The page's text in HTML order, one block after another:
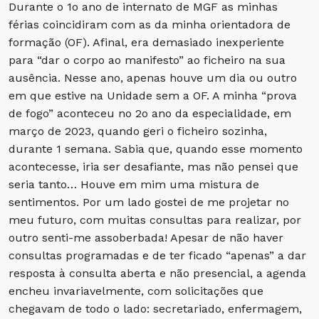
Durante o 1o ano de internato de MGF as minhas
férias coincidiram com as da minha orientadora de
formação (OF). Afinal, era demasiado inexperiente
para “dar o corpo ao manifesto” ao ficheiro na sua
ausência. Nesse ano, apenas houve um dia ou outro
em que estive na Unidade sem a OF. A minha “prova
de fogo” aconteceu no 2o ano da especialidade, em
março de 2023, quando geri o ficheiro sozinha,
durante 1 semana. Sabia que, quando esse momento
acontecesse, iria ser desafiante, mas não pensei que
seria tanto… Houve em mim uma mistura de
sentimentos. Por um lado gostei de me projetar no
meu futuro, com muitas consultas para realizar, por
outro senti-me assoberbada! Apesar de não haver
consultas programadas e de ter ficado “apenas” a dar
resposta à consulta aberta e não presencial, a agenda
encheu invariavelmente, com solicitações que
chegavam de todo o lado: secretariado, enfermagem,